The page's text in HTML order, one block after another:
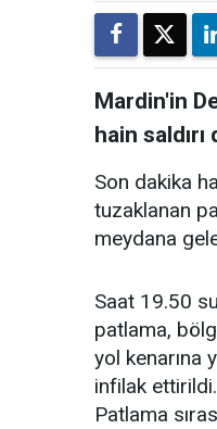
Mardin'in
hain
Son dakika
tuzaklanan
meydana
Saat 19.50
patlama,
yol kenarına
infilak
Patlama